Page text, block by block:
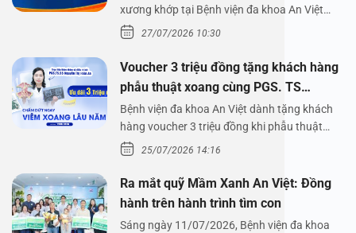
xương khớp tại Bệnh viện đa khoa An Việt
Bệnh viện đa…
27/07/2026 10:30
Voucher 3 triệu đồng tặng khách hàng
phẫu thuật xoang cùng PGS. TS
Nguyễn Thị Hoài An
Bệnh viện đa khoa An Việt dành tặng khách
hàng voucher 3 triệu đồng khi phẫu thuật
xoang cùng PGS.…
25/07/2026 14:16
Ra mắt quỹ Mầm Xanh An Việt: Đồng
hành trên hành trình tìm con
Sáng ngày 11/07/2026, Bệnh viện đa khoa